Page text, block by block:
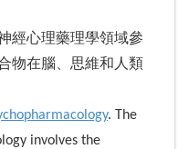
經心理藥理學領域參
物在腦、思維和人類
. The
involves the